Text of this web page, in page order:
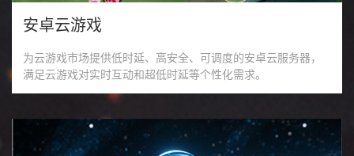
安卓云游戏
为云游戏市场提供低时延、高安全、可调度的安卓云服务器，
满足云游戏对实时互动和超低时延等个性化需求。